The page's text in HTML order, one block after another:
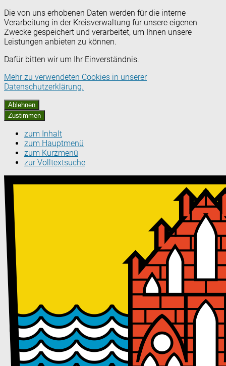
Die von uns erhobenen Daten werden für die interne
Verarbeitung in der Kreisverwaltung für unsere eigenen
Zwecke gespeichert und verarbeitet, um Ihnen unsere
Leistungen anbieten zu können.
Dafür bitten wir um Ihr Einverständnis.
Mehr zu verwendeten Cookies in unserer
Datenschutzerklärung.
Ablehnen
Zustimmen
zum Inhalt
zum Hauptmenü
zum Kurzmenü
zur Volltextsuche